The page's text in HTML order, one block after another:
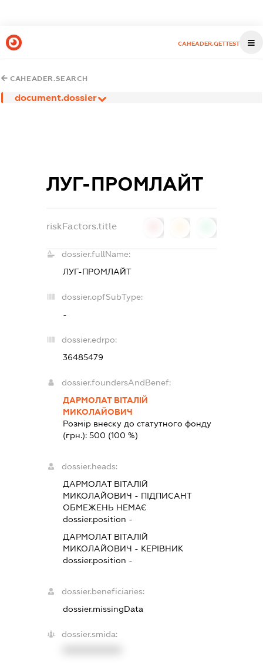
CAHEADER.GETTEST
CAHEADER.SEARCH
document.dossier
ЛУГ-ПРОМЛАЙТ
riskFactors.title
dossier.fullName:
ЛУГ-ПРОМЛАЙТ
dossier.opfSubType:
-
dossier.edrpo:
36485479
dossier.foundersAndBenef:
ДАРМОЛАТ ВІТАЛІЙ
МИКОЛАЙОВИЧ
Розмір внеску до статутного фонду
(грн.): 500 (100 %)
dossier.heads:
ДАРМОЛАТ ВІТАЛІЙ
МИКОЛАЙОВИЧ - ПІДПИСАНТ
ОБМЕЖЕНЬ НЕМАЄ
dossier.position -
ДАРМОЛАТ ВІТАЛІЙ
МИКОЛАЙОВИЧ - КЕРІВНИК
dossier.position -
dossier.beneficiaries:
dossier.missingData
dossier.smida: